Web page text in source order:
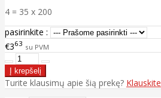
4 = 35 x 200
pasirinkite :
€363 su PVM
Turite klausimų apie šią prekę? Klauskite